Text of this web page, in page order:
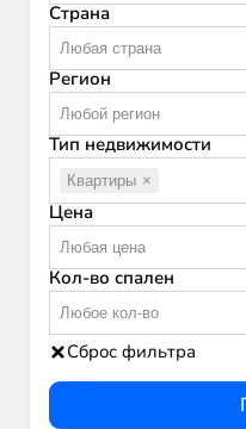
Страна
Любая страна
Регион
Любой регион
Тип недвижимости
Квартиры ×
Цена
Любая цена
Кол-во спален
Любое кол-во
Сброс фильтра